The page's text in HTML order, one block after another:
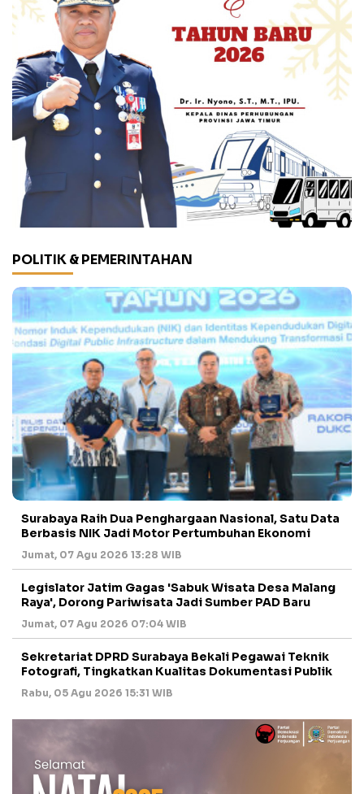
POLITIK & PEMERINTAHAN
Surabaya Raih Dua Penghargaan Nasional, Satu Data
Berbasis NIK Jadi Motor Pertumbuhan Ekonomi
Jumat, 07 Agu 2026 13:28 WIB
Legislator Jatim Gagas 'Sabuk Wisata Desa Malang
Raya', Dorong Pariwisata Jadi Sumber PAD Baru
Jumat, 07 Agu 2026 07:04 WIB
Sekretariat DPRD Surabaya Bekali Pegawai Teknik
Fotografi, Tingkatkan Kualitas Dokumentasi Publik
Rabu, 05 Agu 2026 15:31 WIB